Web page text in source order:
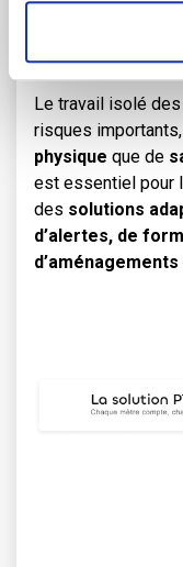
Le travail isolé
risques
physique que de
est essentiel pour
des solutions
d’alertes, de